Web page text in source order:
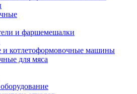
и фаршемешалки
и котлетоформовочные машины
для мяса